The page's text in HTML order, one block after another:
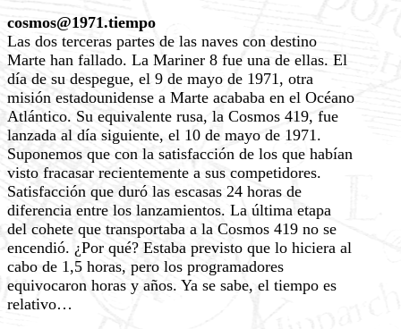
cosmos@1971.tiempo
Las dos terceras partes de las naves con destino
Marte han fallado. La Mariner 8 fue una de ellas. El
día de su despegue, el 9 de mayo de 1971, otra
misión estadounidense a Marte acababa en el Océano
Atlántico. Su equivalente rusa, la Cosmos 419, fue
lanzada al día siguiente, el 10 de mayo de 1971.
Suponemos que con la satisfacción de los que habían
visto fracasar recientemente a sus competidores.
Satisfacción que duró las escasas 24 horas de
diferencia entre los lanzamientos. La última etapa
del cohete que transportaba a la Cosmos 419 no se
encendió. ¿Por qué? Estaba previsto que lo hiciera al
cabo de 1,5 horas, pero los programadores
equivocaron horas y años. Ya se sabe, el tiempo es
relativo…